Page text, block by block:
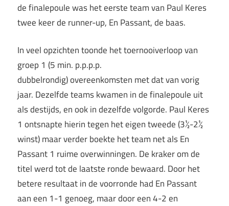
de finalepoule was het eerste team van Paul Keres
twee keer de runner-up, En Passant, de baas.
In veel opzichten toonde het toernooiverloop van
groep 1 (5 min. p.p.p.p.
dubbelrondig) overeenkomsten met dat van vorig
jaar. Dezelfde teams kwamen in de finalepoule uit
als destijds, en ook in dezelfde volgorde. Paul Keres
1 ontsnapte hierin tegen het eigen tweede (3½-2½
winst) maar verder boekte het team net als En
Passant 1 ruime overwinningen. De kraker om de
titel werd tot de laatste ronde bewaard. Door het
betere resultaat in de voorronde had En Passant
aan een 1-1 genoeg, maar door een 4-2 en